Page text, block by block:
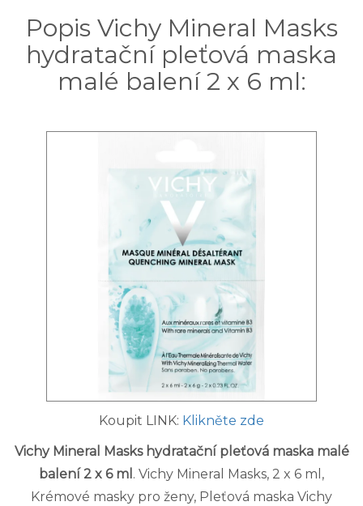
Popis Vichy Mineral Masks
hydratační pleťová maska
malé balení 2 x 6 ml:
Koupit LINK: Klikněte zde
Vichy Mineral Masks hydratační pleťová maska malé
balení 2 x 6 ml . Vichy Mineral Masks, 2 x 6 ml,
Krémové masky pro ženy, Pleťová maska Vichy